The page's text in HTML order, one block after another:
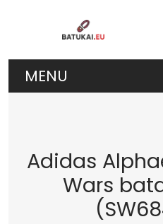
Adidas
Wars